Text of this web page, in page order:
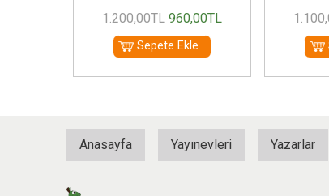
1.200,00TL 960,00TL
Sepete Ekle
1.100
Anasayfa Yayınevleri Yazarlar